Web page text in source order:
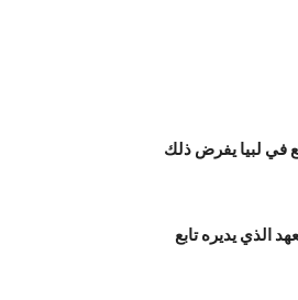
في لبيا يفرض ذلك
الذي يديره تابع